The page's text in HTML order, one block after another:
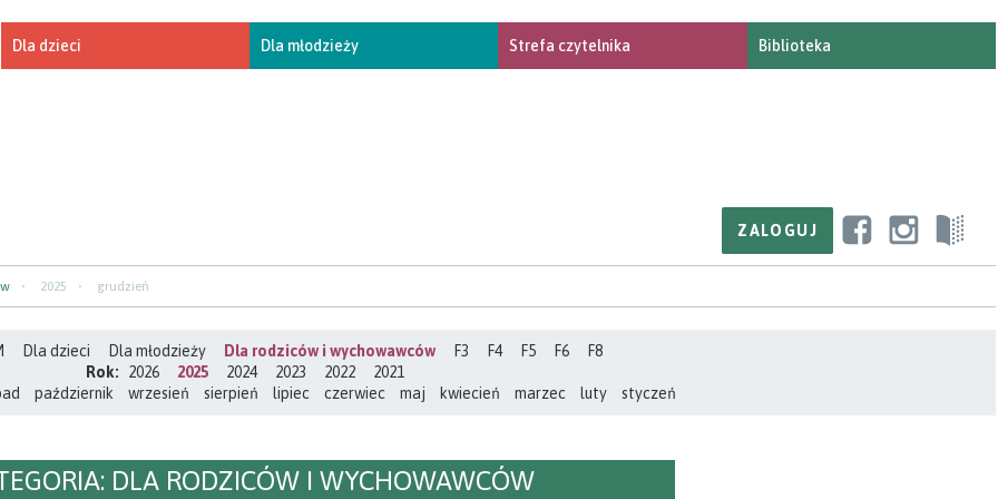
Dla dzieci Dla młodzieży Strefa czytelnika Biblioteka
2025 grudzień
Dla dzieci Dla młodzieży Dla rodziców i wychowawców F3 F4 F5 F6
F8
Rok:
2026 2025 2024 2023 2022
2021
październik wrzesień sierpień lipiec czerwiec maj kwiecień marzec luty styczeń
DLA RODZICÓW I WYCHOWAWCÓW